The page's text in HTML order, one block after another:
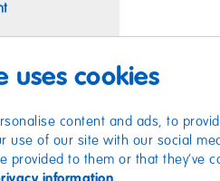
uses cookies
content and ads, to
use of our site with our social
provided to them or that